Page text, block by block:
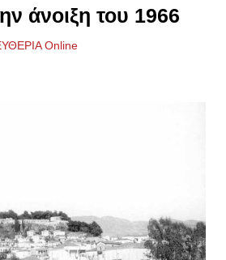
άνοιξη του 1966
Online